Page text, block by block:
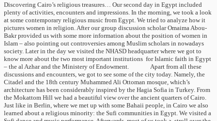
Discovering Cairo’s religious treasures… Our second day in Egypt included
plenty of activities, encounters and impressions. In the morning, we took a look
at some contemporary religious music from Egypt. We tried to analyze how it
pictures women in religion. After our group discussion scholar Omaima Abou-
Bakr provided us with some more information about the position of women in
Islam – also pointing out controversies among Muslim scholars in nowadays
society. Later in the day we visited the NHASD headquarter where we got to
know more about the two most important institutions for Islamic faith in Egypt
– the al Azhar and the Ministery of Endowment. Apart from all these
discussions and encounters, we got to see some of the city today. Namely, the
Citadel and the 18th century Muhammed Ali Ottoman mosque, which’s
architecture has been considerably inspired by the Hagia Sofia in Turkey. From
the Mokattom Hill we had a beautiful view over the ancient quarters of Cairo.
Just like in Berlin, where we met up with some Bahaii people, in Cairo we also
learned about a religious minority: the Sufi communities in Egypt. We visited a